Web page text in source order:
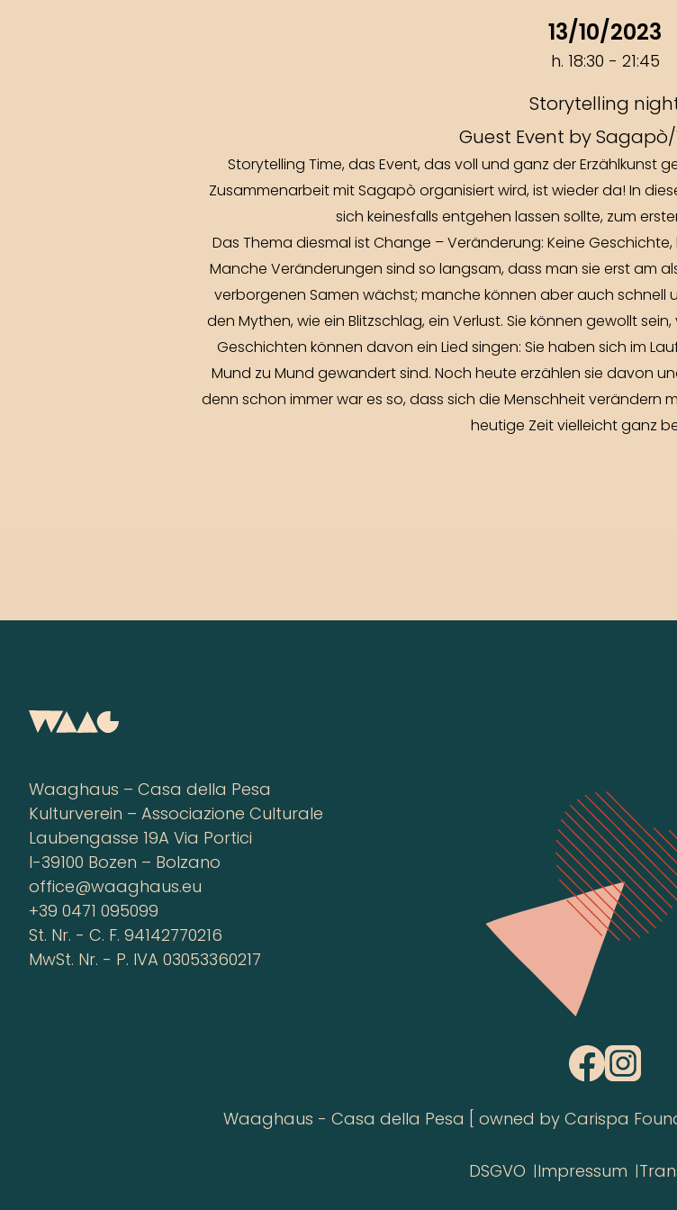
13/10/2023
h. 18:30 - 21:45
Storytelling
Guest Event by
Storytelling Time, das Event, das voll und ganz der Erzählkunst
Zusammenarbeit mit Sagapò organisiert wird, ist wieder da! In
sich keinesfalls entgehen lassen sollte, zum
Das Thema diesmal ist Change – Veränderung: Keine
Manche Veränderungen sind so langsam, dass man sie erst am
verborgenen Samen wächst; manche können aber auch schnell
den Mythen, wie ein Blitzschlag, ein Verlust. Sie können gewollt
Geschichten können davon ein Lied singen: Sie haben sich im
Mund zu Mund gewandert sind. Noch heute erzählen sie davon
denn schon immer war es so, dass sich die Menschheit verändern
heutige Zeit vielleicht ganz
Waaghaus – Casa della Pesa
Kulturverein – Associazione Culturale
Laubengasse 19A Via Portici
I-39100 Bozen – Bolzano
office@waaghaus.eu
+39 0471 095099
St. Nr. - C. F. 94142770216
MwSt. Nr. - P. IVA 03053360217
Waaghaus - Casa della Pesa [ owned by Carispa
DSGVO Impressum